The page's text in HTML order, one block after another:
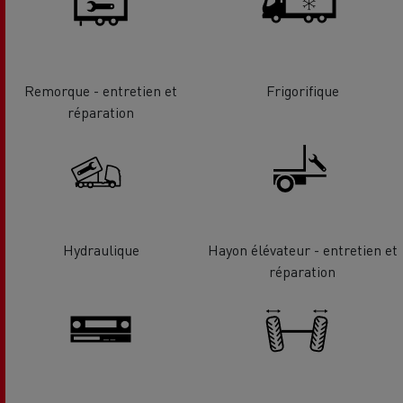
Remorque - entretien et
réparation
Frigorifique
Hydraulique
Hayon élévateur - entretien et
réparation